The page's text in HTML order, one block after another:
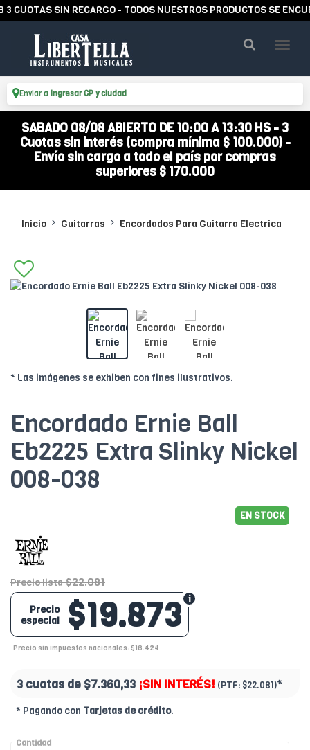
SIN RECARGO - TODOS NUESTROS PRODUCTOS SE
Enviar a Ingresar CP y ciudad
SABADO 08/08 ABIERTO DE 10:00 A 13:30 HS - 3
Cuotas sin interés (compra mínima $ 100.000) -
Envío sin cargo a todo el país por compras
superiores $ 170.000
Inicio Guitarras Encordados Para Guitarra Electrica
* Las imágenes se exhiben con fines ilustrativos.
Encordado Ernie Ball
Eb2225 Extra Slinky Nickel
008-038
EN STOCK
Precio lista $22.081
$19.873
Precio
especial
Precio sin impuestos nacionales: $16.424
3 cuotas de $7.360,33 ¡SIN INTERÉS! (PTF: $22.081)*
* Pagando con Tarjetas de crédito.
Cantidad